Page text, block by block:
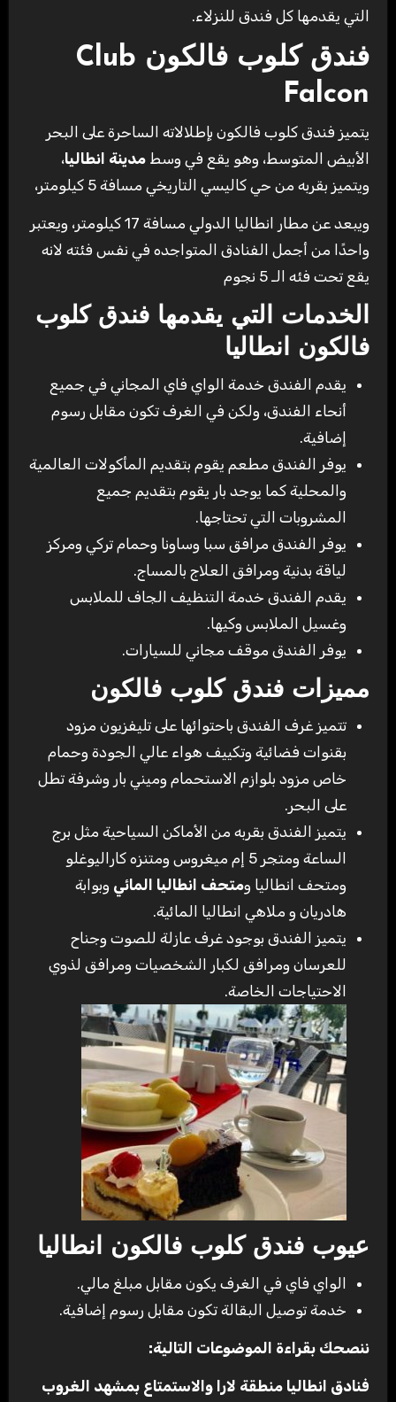
التي يقدمها كل فندق للنزلاء.
فندق كلوب فالكون Club
Falcon
يتميز فندق كلوب فالكون بإطلالاته الساحرة على البحر
الأبيض المتوسط، وهو يقع في وسط مدينة انطاليا،
ويتميز بقربه من حي كاليسي التاريخي مسافة 5 كيلومتر،
ويبعد عن مطار انطاليا الدولي مسافة 17 كيلومتر، ويعتبر
واحدًا من أجمل الفنادق المتواجده في نفس فئته لانه
يقع تحت فئه الـ 5 نجوم
الخدمات التي يقدمها فندق كلوب
فالكون انطاليا
يقدم الفندق خدمة الواي فاي المجاني في جميع
أنحاء الفندق، ولكن في الغرف تكون مقابل رسوم
إضافية.
يوفر الفندق مطعم يقوم بتقديم المأكولات العالمية
والمحلية كما يوجد بار يقوم بتقديم جميع
المشروبات التي تحتاجها.
يوفر الفندق مرافق سبا وساونا وحمام تركي ومركز
لياقة بدنية ومرافق العلاج بالمساج.
يقدم الفندق خدمة التنظيف الجاف للملابس
وغسيل الملابس وكيها.
يوفر الفندق موقف مجاني للسيارات.
مميزات فندق كلوب فالكون
تتميز غرف الفندق باحتوائها على تليفزيون مزود
بقنوات فضائية وتكييف هواء عالي الجودة وحمام
خاص مزود بلوازم الاستحمام وميني بار وشرفة تطل
على البحر.
يتميز الفندق بقربه من الأماكن السياحية مثل برج
الساعة ومتجر 5 إم ميغروس ومتنزه كاراليوغلو
ومتحف انطاليا ومتحف انطاليا المائي وبوابة
هادريان و ملاهي انطاليا المائية.
يتميز الفندق بوجود غرف عازلة للصوت وجناح
للعرسان ومرافق لكبار الشخصيات ومرافق لذوي
الاحتياجات الخاصة.
عيوب فندق كلوب فالكون انطاليا
الواي فاي في الغرف يكون مقابل مبلغ مالي.
خدمة توصيل البقالة تكون مقابل رسوم إضافية.
ننصحك بقراءة الموضوعات التالية:
فنادق انطاليا منطقة لارا والاستمتاع بمشهد الغروب